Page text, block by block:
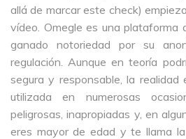
allá de marcar este check)
vídeo. Omegle es una plataforma
ganado notoriedad por su
regulación. Aunque en teoría
segura y responsable, la realidad
utilizada en numerosas
peligrosas, inapropiadas y, en
eres mayor de edad y te llama